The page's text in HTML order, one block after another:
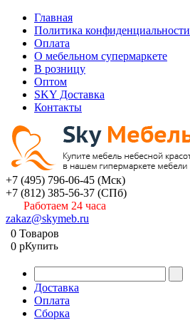
Главная
Политика конфиденциальности
Оплата
О мебельном супермаркете
В розницу
Оптом
SKY Доставка
Контакты
+7 (495) 796-06-45 (Мск)
+7 (812) 385-56-37 (СПб)
Работаем 24 часа
zakaz@skymeb.ru
0 Товаров
0 pКупить
Доставка
Оплата
Сборка